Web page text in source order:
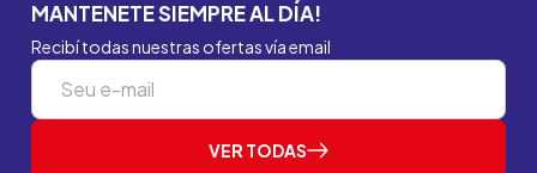
MANTENETE SIEMPRE AL DÍA!
Recibí todas nuestras ofertas vía email
VER TODAS